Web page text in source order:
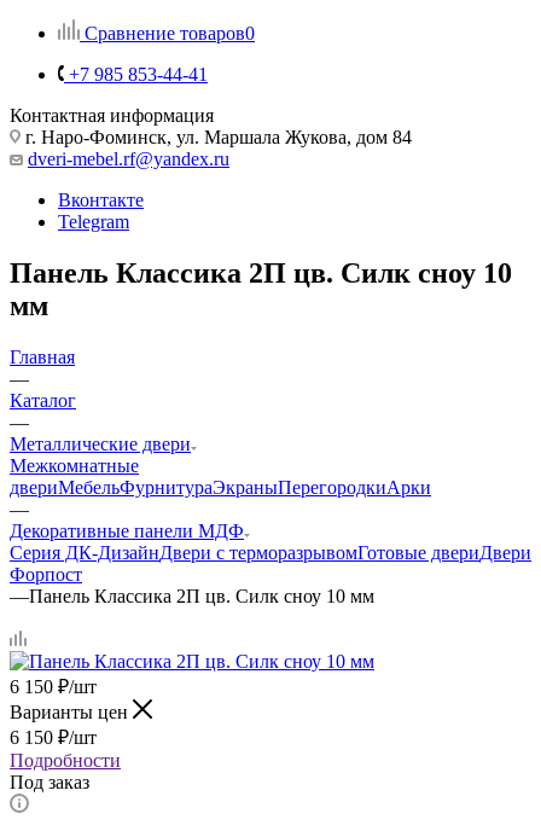
Сравнение товаров0
+7 985 853-44-41
Контактная информация
г. Наро-Фоминск, ул. Маршала Жукова, дом 84
dveri-mebel.rf@yandex.ru
Вконтакте
Telegram
Панель Классика 2П цв. Силк сноу 10
мм
Главная
—
Каталог
—
Металлические двери
Межкомнатные
двериМебельФурнитураЭкраныПерегородкиАрки
—
Декоративные панели МДФ
Серия ДК-ДизайнДвери с терморазрывомГотовые двериДвери
Форпост
—Панель Классика 2П цв. Силк сноу 10 мм
6 150 ₽/шт
Варианты цен
6 150 ₽/шт
Подробности
Под заказ